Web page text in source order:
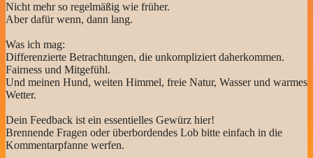
Nicht mehr so regelmäßig wie früher.
Aber dafür wenn, dann lang.
Was ich mag:
Differenzierte Betrachtungen, die unkompliziert daherkommen.
Fairness und Mitgefühl.
Und meinen Hund, weiten Himmel, freie Natur, Wasser und warmes
Wetter.
Dein Feedback ist ein essentielles Gewürz hier!
Brennende Fragen oder überbordendes Lob bitte einfach in die
Kommentarpfanne werfen.